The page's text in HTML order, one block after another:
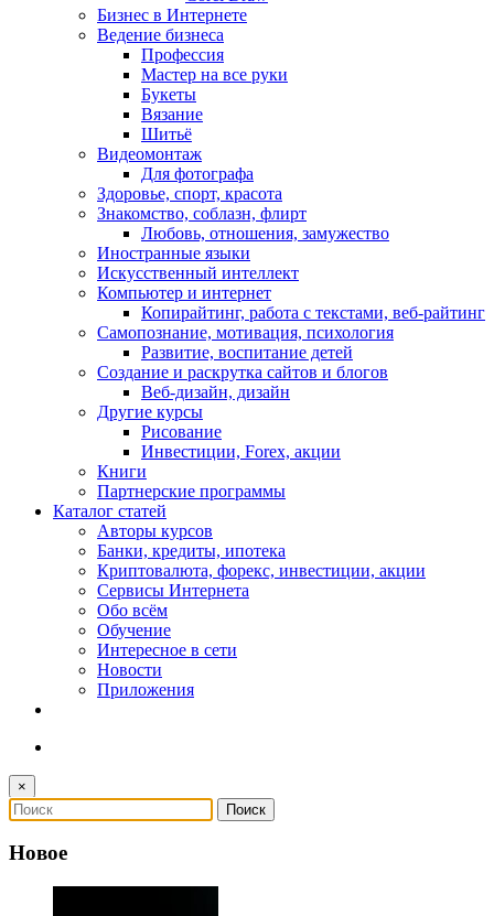
Бизнес в Интернете
Ведение бизнеса
Профессия
Мастер на все руки
Букеты
Вязание
Шитьё
Видеомонтаж
Для фотографа
Здоровье, спорт, красота
Знакомство, соблазн, флирт
Любовь, отношения, замужество
Иностранные языки
Искусственный интеллект
Компьютер и интернет
Копирайтинг, работа с текстами, веб-райтинг
Самопознание, мотивация, психология
Развитие, воспитание детей
Создание и раскрутка сайтов и блогов
Веб-дизайн, дизайн
Другие курсы
Рисование
Инвестиции, Forex, акции
Книги
Партнерские программы
Каталог статей
Авторы курсов
Банки, кредиты, ипотека
Криптовалюта, форекс, инвестиции, акции
Сервисы Интернета
Обо всём
Обучение
Интересное в сети
Новости
Приложения
×
Новое